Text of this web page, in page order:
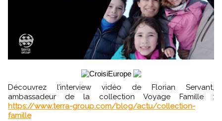
Découvrez l’interview vidéo de Florian Servant,
ambassadeur de la collection Voyage Famille :
https://www.terra-group.com/blog/actu/collection-
famille